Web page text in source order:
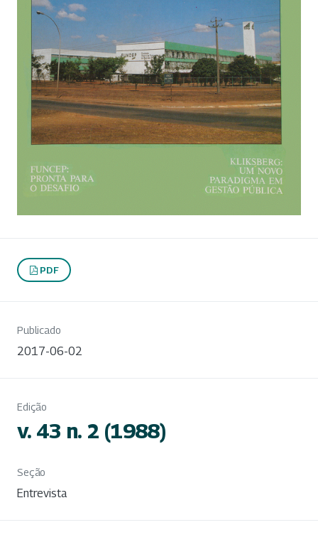
PDF
Publicado
2017-06-02
Edição
v. 43 n. 2 (1988)
Seção
Entrevista